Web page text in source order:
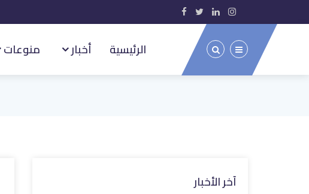
الرئيسية أخبار منوعات
آخر الأخبار